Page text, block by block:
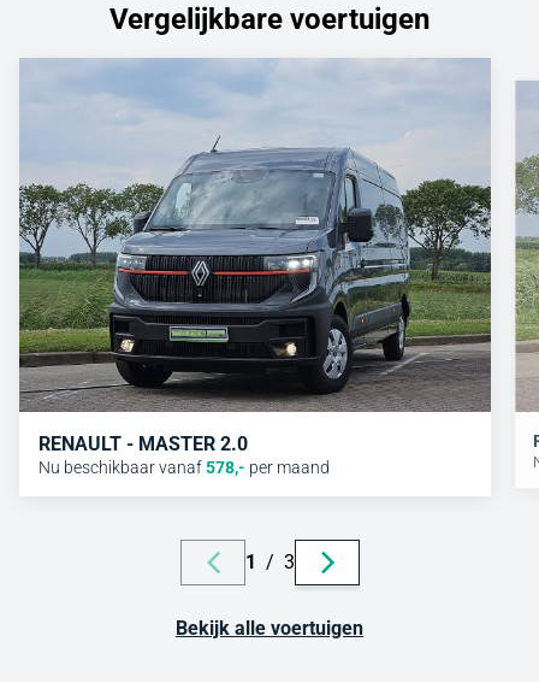
Vergelijkbare voertuigen
RENAULT - MASTER 2.0
Nu beschikbaar vanaf578,- per maand
1 / 3
Bekijk alle voertuigen